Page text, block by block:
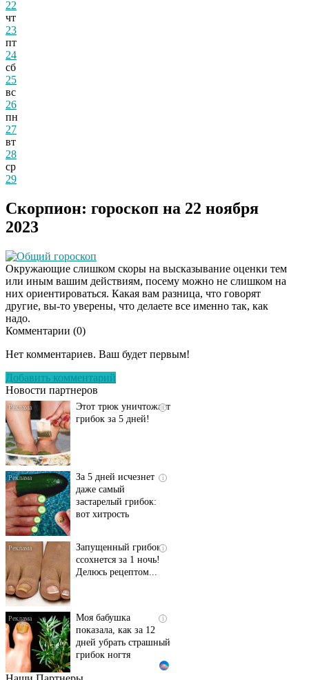
22
чт
23
пт
24
сб
25
вс
26
пн
27
вт
28
ср
29
Скорпион: гороскоп на 22 ноября
2023
Общий гороскоп
Окружающие слишком скоры на высказывание оценки тем
или иным вашим действиям, посему можно не слишком на
них ориентироваться. Какая вам разница, что говорят
другие, вы-то уверены, что делаете все именно так, как
надо.
Комментарии (0)
Нет комментариев. Ваш будет первым!
Добавить комментарий
Новости партнеров
Даже самый
исчезнет с корнем,
i
Этот трюк уничтожает
грибок за 5 дней!
i
За 5 дней исчезнет
даже самый
застарелый грибок:
вот хитрость
i
Запущенный грибок
ссохнется за 1 ночь!
Делюсь рецептом...
i
Моя бабушка
показала, как за 12
дней убрать страшный
грибок ногтя